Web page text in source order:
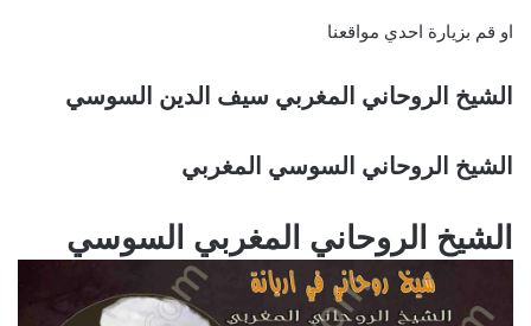
او قم بزيارة احدي مواقعنا
الشيخ الروحاني المغربي سيف الدين السوسي
الشيخ الروحاني السوسي المغربي
الشيخ الروحاني المغربي السوسي